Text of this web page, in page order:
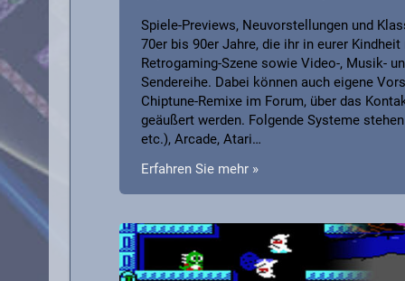
Spiele-Previews, Neuvorstellungen und
70er bis 90er Jahre, die ihr in eurer
Retrogaming-Szene sowie Video-, Musik-
Sendereihe. Dabei können auch eigene
Chiptune-Remixe im Forum, über das
geäußert werden. Folgende Systeme
etc.), Arcade, Atari…
Erfahren Sie mehr »